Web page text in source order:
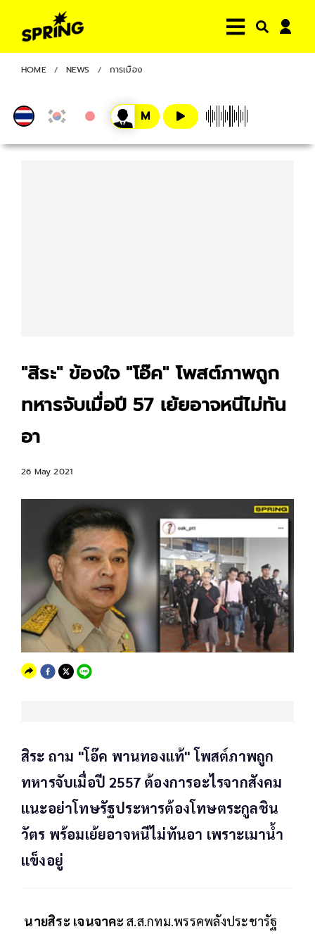
HOME NEWS การเมือง
"สิระ" ข้องใจ "โอ๊ค" โพสต์ภาพถูก
ทหารจับเมื่อปี 57 เย้ยอาจหนีไม่ทัน
อา
26 May 2021
สิระ ถาม "โอ๊ค พานทองแท้" โพสต์ภาพถูก
ทหารจับเมื่อปี 2557 ต้องการอะไรจากสังคม
แนะอย่าโทษรัฐประหารต้องโทษตระกูลชิน
วัตร พร้อมเย้ยอาจหนีไม่ทันอา เพราะเมาน้ำ
แข็งอยู่
นายสิระ เจนจาคะส.ส.กทม.พรรคพลังประชารัฐ